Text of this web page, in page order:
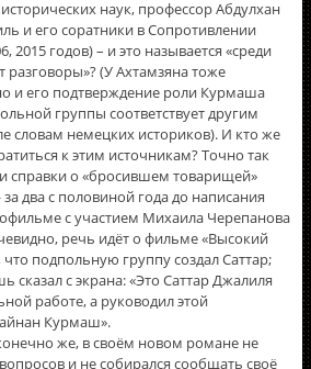
наук, профессор Абдулхан
и его соратники в Сопротивлении
2015 годов) – и это называется «среди
разговоры»? (У Ахтамзяна тоже
и его подтверждение роли Курмаша
группы соответствует другим
словам немецких историков). И кто же
к этим источникам? Точно так
справки о «бросившем товарищей»
два с половиной года до написания
с участием Михаила Черепанова
речь идёт о фильме «Высокий
что подпольную группу создал Саттар;
с экрана: «Это Саттар Джалиля
работе, а руководил этой
Курмаш».
же, в своём новом романе не
и не собирался сообщать своё